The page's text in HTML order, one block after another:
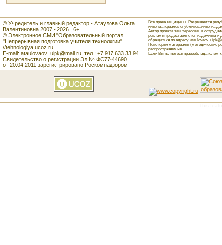
© Учредитель и главный редактор - Атаулова Ольга
Валентиновна 2007 - 2026 , 6+
© Электронное СМИ "Образовательный портал
"Непрерывная подготовка учителя технологии"
//tehnologiya.ucoz.ru
E-mail: ataulovaov_uipk@mail.ru, тел.: +7 917 633 33 94
Свидетельство о регистрации Эл № ФС77-44690
от 20.04.2011 зарегистрировано Роскомнадзором
Все права защищены. Разрешается
иных материалов опубликованных на
Автор проекта заинтересован в
рекламы предоставляется надёжным и
обращаться по адресу:
Некоторые материалы (методические
распространяемые.
Если Вы являетесь правообладателем